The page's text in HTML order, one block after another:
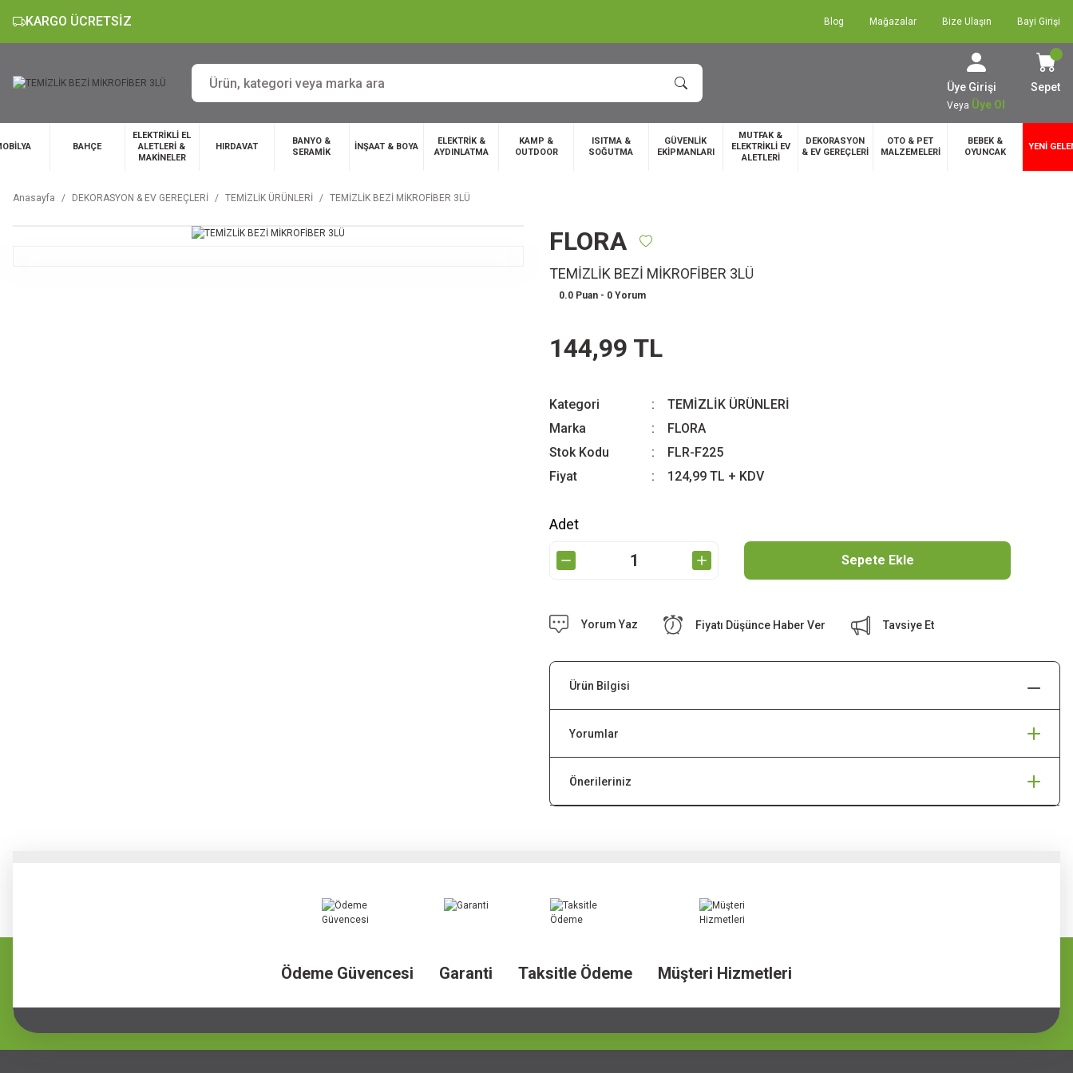
KARGO ÜCRETSİZ Blog Mağazalar Bize Ulaşın Bayi Girişi
Üye Girişi
Veya Üye Ol
Sepet
BAHÇE
ELEKTRİKLİ EL
ALETLERİ &
MAKİNELER
HIRDAVAT
BANYO &
SERAMİK
İNŞAAT & BOYA
ELEKTRİK &
AYDINLATMA
KAMP &
OUTDOOR
ISITMA &
SOĞUTMA
GÜVENLİK
EKİPMANLARI
MUTFAK &
ELEKTRİKLİ EV
ALETLERİ
DEKORASYON
& EV GEREÇLERİ
OTO & PET
MALZEMELERİ
BEBEK &
OYUNCAK
YENİ
Anasayfa DEKORASYON & EV GEREÇLERİ TEMİZLİK ÜRÜNLERİ TEMİZLİK BEZİ MİKROFİBER 3LÜ
FLORA
TEMİZLİK BEZİ MİKROFİBER 3LÜ
0.0 Puan - 0 Yorum
144,99 TL
Kategori
TEMİZLİK ÜRÜNLERİ
Marka
FLORA
Stok Kodu
FLR-F225
Fiyat
124,99 TL + KDV
Adet
Sepete Ekle
Yorum Yaz Fiyatı Düşünce Haber Ver Tavsiye Et
Ürün Bilgisi
Yorumlar
Önerileriniz
Ödeme Güvencesi Garanti Taksitle Ödeme Müşteri Hizmetleri